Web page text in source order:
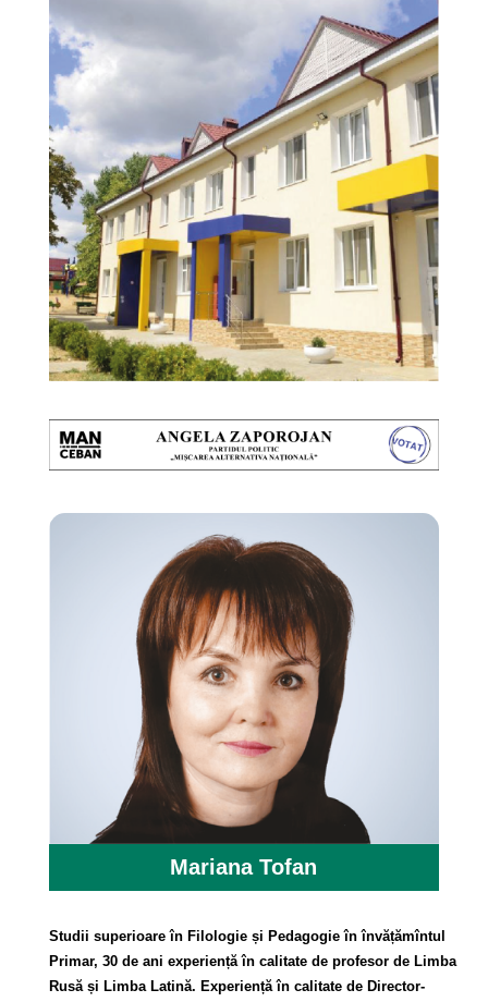
Mariana Tofan
Studii superioare în Filologie și Pedagogie în învățămîntul
Primar, 30 de ani experiență în calitate de profesor de Limba
Rusă și Limba Latină. Experiență în calitate de Director-